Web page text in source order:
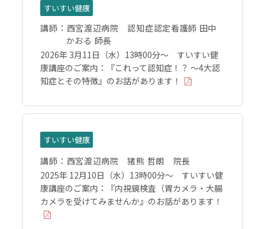
すいすい健康
講師： 西宮渡辺病院 認知症認定看護師 田中
かおる 師長
2026年 3月11日（水）13時00分～ すいすい健
康講座のご案内：『これって認知症！？ ～4大認
知症とその特徴』のお話があります！
すいすい健康
講師： 西宮渡辺病院 猪熊 哲朗 院長
2025年 12月10日（水）13時00分～ すいすい健
康講座のご案内：『内視鏡検査（胃カメラ・大腸
カメラを受けてみませんか』のお話があります！